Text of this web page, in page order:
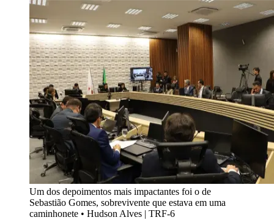
Um dos depoimentos mais impactantes foi o de
Sebastião Gomes, sobrevivente que estava em uma
caminhonete • Hudson Alves | TRF-6